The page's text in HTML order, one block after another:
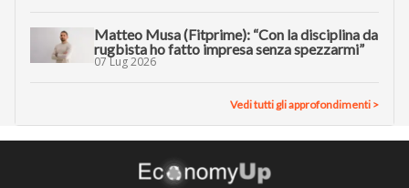
Matteo Musa (Fitprime): “Con la disciplina da
rugbista ho fatto impresa senza spezzarmi”
07 Lug 2026
Vedi tutti gli approfondimenti >